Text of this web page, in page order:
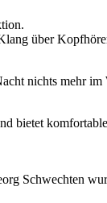
über
nichts mehr
bietet
Schwechten